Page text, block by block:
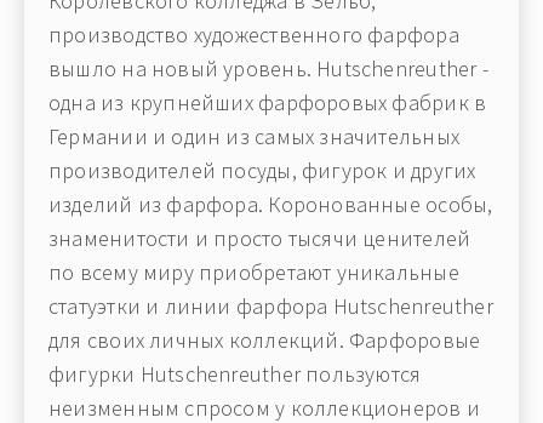
производство художественного фарфора
вышло на новый уровень. Hutschenreuther -
одна из крупнейших фарфоровых фабрик в
Германии и один из самых значительных
производителей посуды, фигурок и других
изделий из фарфора. Коронованные особы,
знаменитости и просто тысячи ценителей
по всему миру приобретают уникальные
статуэтки и линии фарфора Hutschenreuther
для своих личных коллекций. Фарфоровые
фигурки Hutschenreuther пользуются
неизменным спросом у коллекционеров и